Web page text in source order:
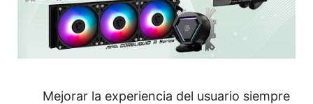
Mejorar la experiencia del usuario siempre